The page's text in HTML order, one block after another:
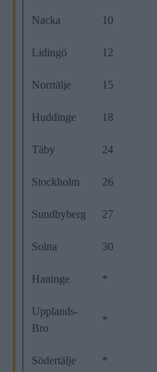
Nacka 10
Lidingö 12
Norrtälje 15
Huddinge 18
Täby 24
Stockholm 26
Sundbyberg 27
Solna 30
Haninge *
Upplands-
Bro
*
Södertälje *